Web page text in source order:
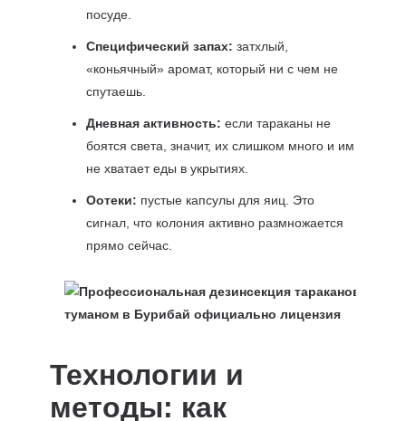
посуде.
Специфический запах: затхлый,
«коньячный» аромат, который ни с чем не
спутаешь.
Дневная активность: если тараканы не
боятся света, значит, их слишком много и им
не хватает еды в укрытиях.
Оотеки: пустые капсулы для яиц. Это
сигнал, что колония активно размножается
прямо сейчас.
Технологии и
методы: как